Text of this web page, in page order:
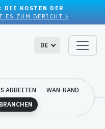
KOSTEN DER
ES ZUM BERICHT >
DE
ARBEITEN
WAN-RAND
BRANCHEN